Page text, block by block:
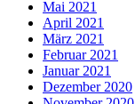
Mai 2021
April 2021
März 2021
Februar 2021
Januar 2021
Dezember 2020